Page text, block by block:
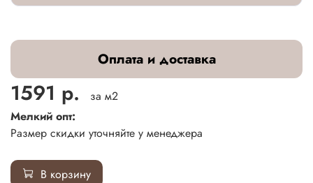
Оплата и доставка
1591 р.
за м2
Мелкий опт:
Размер скидки уточняйте у менеджера
В корзину